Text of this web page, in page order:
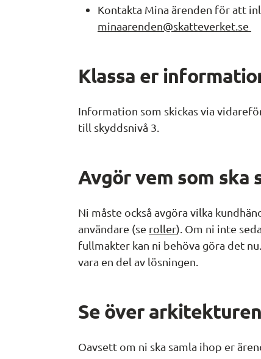
Kontakta Mina ärenden för att
minaarenden@skatteverket.se
Klassa er
Information som skickas via
till skyddsnivå 3.
Avgör vem som ska
Ni måste också avgöra vilka
användare (se roller). Om ni inte
fullmakter kan ni behöva göra det
vara en del av lösningen.
Se över arkitekturen
Oavsett om ni ska samla ihop er